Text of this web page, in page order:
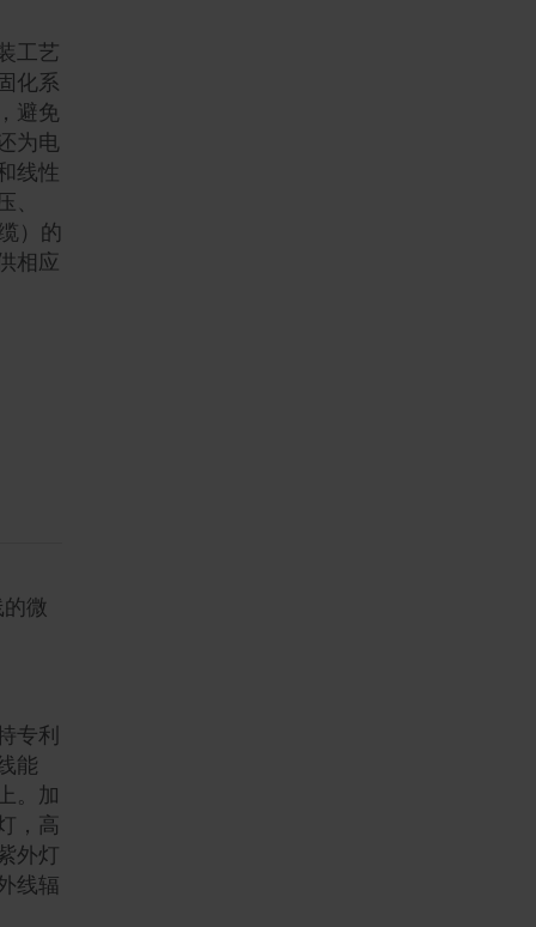
工艺
化系
避免
为电
线性
、
）的
相应
微
专利
能
。加
，高
外灯
线辐